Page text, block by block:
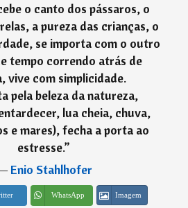
o canto dos pássaros, o
a pureza das crianças, o
se importa com o outro
tempo correndo atrás de
vive com simplicidade.
pela beleza da natureza,
lua cheia, chuva,
e mares), fecha a porta ao
estresse.”
Enio Stahlhofer
WhatsApp Imagem